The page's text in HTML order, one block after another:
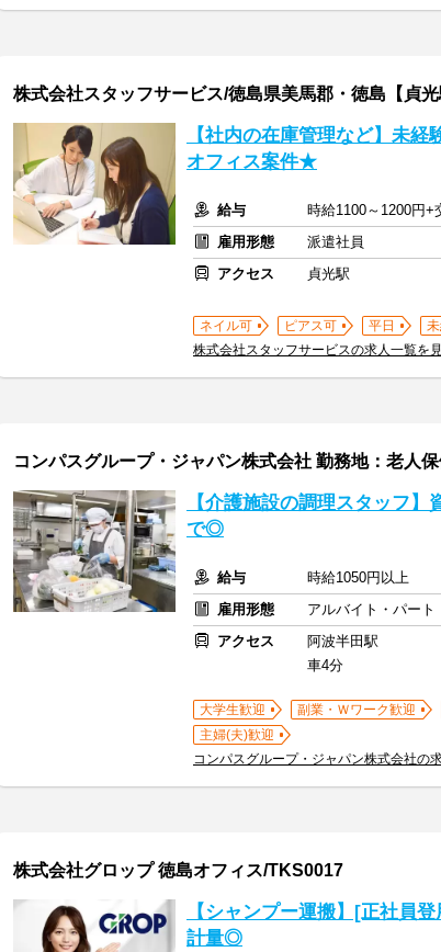
株式会社スタッフサービス/徳島県美馬郡・徳島【貞光
【社内の在庫管理など】未
オフィス案件★
給与
時給1100～1200円+
雇用形態
派遣社員
アクセス
貞光駅
ネイル可 ピアス可 平日
株式会社スタッフサービスの求人一覧を
コンパスグループ・ジャパン株式会社 勤務地：老人
【介護施設の調理スタッフ
で◎
給与
時給1050円以上
雇用形態
アルバイト・パート
アクセス
阿波半田駅
車4分
大学生歓迎 副業・Ｗワーク歓迎
主婦(夫)歓迎
コンパスグループ・ジャパン株式会社の
株式会社グロップ 徳島オフィス/TKS0017
【シャンプー運搬】[正社員
計量◎